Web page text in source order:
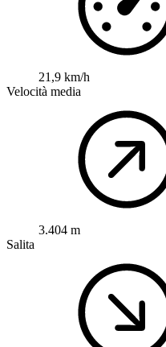
21,9 km/h
Velocità media
3.404 m
Salita